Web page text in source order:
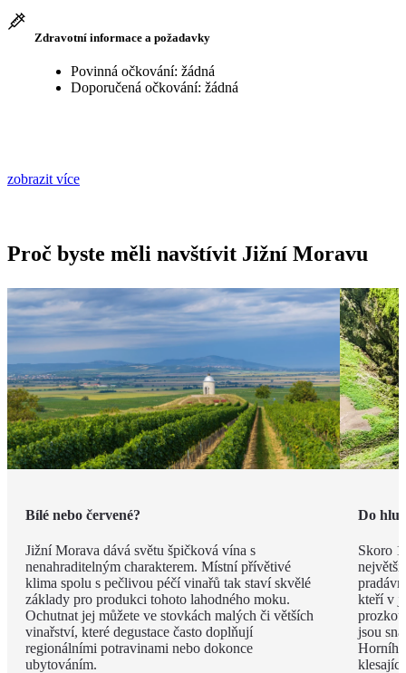
Zdravotní informace a požadavky
Povinná očkování: žádná
Doporučená očkování: žádná
zobrazit více
Proč byste měli navštívit Jižní Moravu
Bílé nebo červené?
Jižní Morava dává světu špičková vína s
nenahraditelným charakterem. Místní přívětivé
klima spolu s pečlivou péčí vinařů tak staví skvělé
základy pro produkci tohoto lahodného moku.
Ochutnat jej můžete ve stovkách malých či větších
vinařství, které degustace často doplňují
regionálními potravinami nebo dokonce
ubytováním.
Do
Skoro
největší
kteří v
jsou